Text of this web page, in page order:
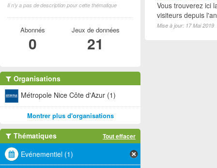
Vous trouverez ici
visiteurs depuis
Mise à jour: 17 Mai 2019
Il n'y a pas de description pour cette thématique
Abonnés
0
Jeux de données
21
Organisations
Métropole Nice Côte d'Azur (1)
Montrer plus d'organisations
Thématiques Tout effacer
Evénementiel (1)